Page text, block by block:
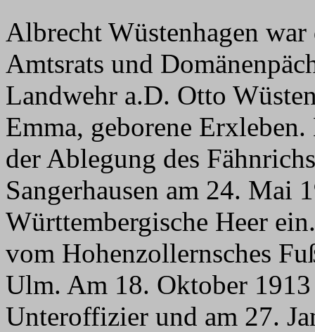
Albrecht Wüstenhagen
Amtsrats und
Landwehr a.D. Otto
Emma, geborene
der Ablegung des
Sangerhausen am 24. Mai
Württembergische Heer
vom Hohenzollernsches
Ulm. Am 18. Oktober
Unteroffizier und am 27.